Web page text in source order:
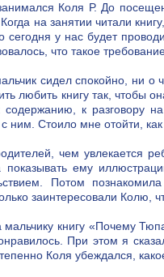
Коля Р. До
на занятии читали
сегодня у нас будет
что такое
сидел спокойно, ни
любить книгу так, чтобы
содержанию, к разговору
ним. Стоило мне отойти, как
чем увлекается
ему
Потом
заинтересовали Колю,
книгу «Почему
При этом я
Коля убеждался,